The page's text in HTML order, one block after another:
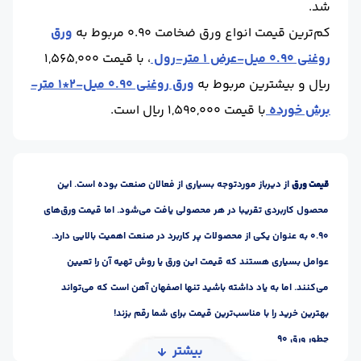
شد.
کم‌ترین قیمت انواع ورق ضخامت 0.90 مربوط به
ورق
روغنی 0.90 میل-عرض 1 متر-رول
، با قیمت 1,565,000
ریال و بیشترین مربوط به
ورق روغنی 0.90 میل-2*1 متر-
برش خوردهبا قیمت 1,590,000 ریال است.
قیمت ورقاز دیرباز موردتوجه بسیاری از فعالان صنعت بوده است. این
محصول کاربردی تقریبا در هر محصولی یافت می‌شود. اما قیمت ورق‌های
0.90 به عنوان یکی از محصولات پر کاربرد در صنعت اهمیت بالایی دارد.
عوامل بسیاری هستند که قیمت این ورق یا روش تهیه آن را تعیین
می‌کنند. اما به یاد داشته باشید تنها اصفهان آهن است که می‌تواند
بهترین خرید را با مناسب‌ترین قیمت برای شما رقم بزند!
چطور ورق 0.90 میلی متر را تهیه کنیم؟
بیشتر